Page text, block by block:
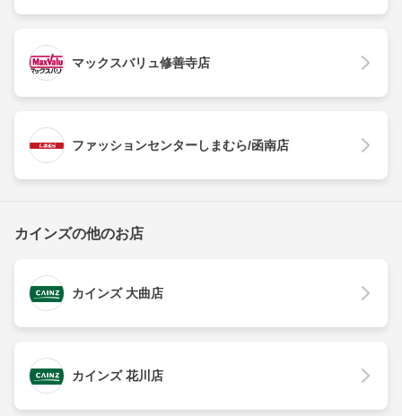
マックスバリュ修善寺店
ファッションセンターしまむら/函南店
カインズの他のお店
カインズ 大曲店
カインズ 花川店